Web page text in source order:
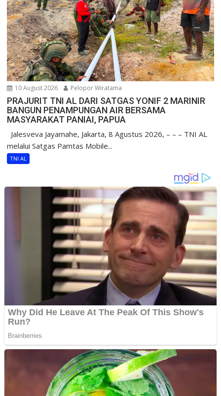
10 August 2026 Pelopor Wiratama
PRAJURIT TNI AL DARI SATGAS YONIF 2 MARINIR
BANGUN PENAMPUNGAN AIR BERSAMA
MASYARAKAT PANIAI, PAPUA
Jalesveva Jayamahe, Jakarta, 8 Agustus 2026, – – – TNI AL
melalui Satgas Pamtas Mobile...
TNI AL